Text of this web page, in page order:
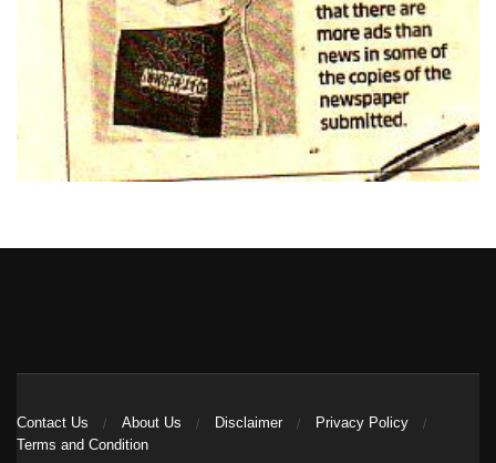
Contact Us About Us Disclaimer
Privacy Policy
Terms and Condition